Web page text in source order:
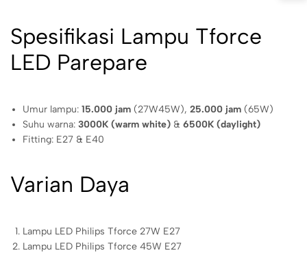
Spesifikasi Lampu Tforce
LED Parepare
Umur lampu:15.000 jam (27W45W),25.000 jam (65W)
Suhu warna:3000K (warm white) &6500K (daylight)
Fitting: E27 & E40
Varian Daya
Lampu LED Philips Tforce 27W E27
Lampu LED Philips Tforce 45W E27